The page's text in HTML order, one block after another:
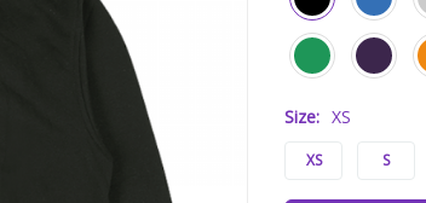
Size: XS
XS S